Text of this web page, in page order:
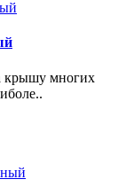
крышу многих